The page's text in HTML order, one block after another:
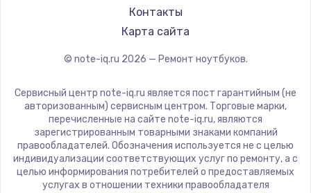
LG
Panasonic
ZTE
Hiper
Evga
Google
Echips
Контакты
Карта сайта
© note-iq.ru 2026 — Ремонт ноутбуков.
Сервисный центр note-iq.ru является пост гарантийным (не
авторизованным) сервисным центром. Торговые марки,
перечисленные на сайте note-iq.ru, являются
зарегистрированным товарными знаками компаний
правообладателей. Обозначения используется не с целью
индивидуализации соответствующих услуг по ремонту, а с
целью информирования потребителей о предоставляемых
услугах в отношении техники правообладателя